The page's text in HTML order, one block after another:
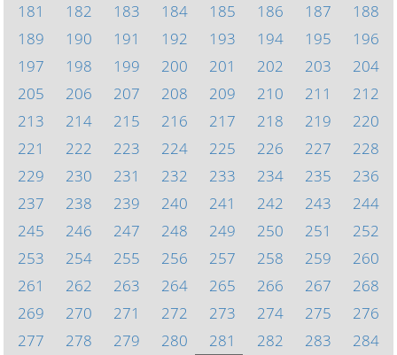
181
182 183 184 185 186 187
188
189
190 191 192 193 194 195
196
197
198 199 200 201 202 203
204
205
206 207 208 209 210 211
212
213
214 215 216 217 218 219
220
221
222 223 224 225 226 227
228
229
230 231 232 233 234 235
236
237
238 239 240 241 242 243
244
245
246 247 248 249 250 251
252
253
254 255 256 257 258 259
260
261
262 263 264 265 266 267
268
269
270 271 272 273 274 275
276
277
278 279 280 281 282 283
284